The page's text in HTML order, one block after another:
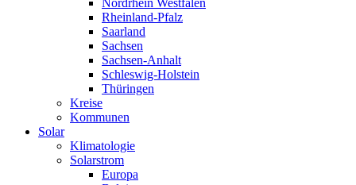
Nordrhein Westfalen
Rheinland-Pfalz
Saarland
Sachsen
Sachsen-Anhalt
Schleswig-Holstein
Thüringen
Kreise
Kommunen
Solar
Klimatologie
Solarstrom
Europa